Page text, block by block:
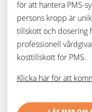
för att hantera PMS-
persons kropp är
tillskott och dosering
professionell
kosttillskott för PMS.
Klicka här för att